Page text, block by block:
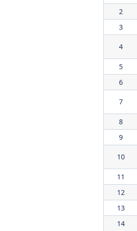
2
3
4
5
6
7
8
9
10
11
12
13
14